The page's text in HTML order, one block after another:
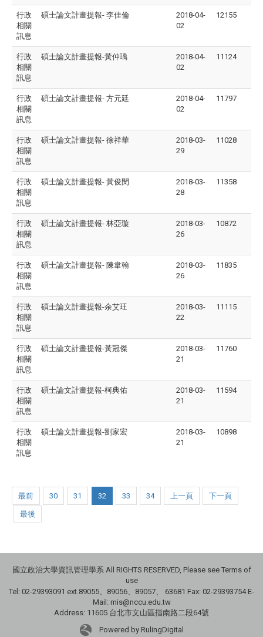
行政
相關
訊息
碩士論文計畫提報- 李佳倫
2018-04-
02
12155
行政
相關
訊息
碩士論文計畫提報-黃仲瑀
2018-04-
02
11124
行政
相關
訊息
碩士論文計畫提報- 方元廷
2018-04-
02
11797
行政
相關
訊息
碩士論文計畫提報- 徐祥華
2018-03-
29
11028
行政
相關
訊息
碩士論文計畫提報- 黃俊閔
2018-03-
28
11358
行政
相關
訊息
碩士論文計畫提報- 林亞璇
2018-03-
26
10872
行政
相關
訊息
碩士論文計畫提報- 陳韋翰
2018-03-
26
11835
行政
相關
訊息
碩士論文計畫提報-余艾玨
2018-03-
22
11115
行政
相關
訊息
碩士論文計畫提報-黃冠傑
2018-03-
21
11760
行政
相關
訊息
碩士論文計畫提報-柯典佑
2018-03-
21
11594
行政
相關
訊息
碩士論文計畫提報-劉家宏
2018-03-
21
10898
最前 30 31 32 33 34 上一頁 下一頁
最後
國立政治大學資訊管理學系 All RIGHTS RESERVED, Please see Terms of
use
Tel: 02-29393091 ext.89055、89056、89057、
63681 Fax: 02-29393754 E-
Mail: mis@nccu.edu.tw
Address: 11605 台北市文山區指南路二段64號
Powered by RulingDigital